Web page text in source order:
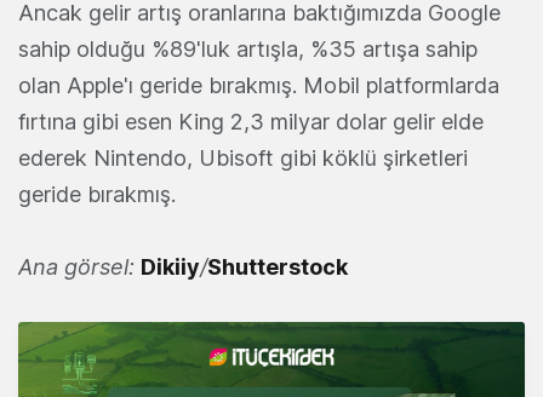
Ancak gelir artış oranlarına baktığımızda Google
sahip olduğu %89'luk artışla, %35 artışa sahip
olan Apple'ı geride bırakmış. Mobil platformlarda
fırtına gibi esen King 2,3 milyar dolar gelir elde
ederek Nintendo, Ubisoft gibi köklü şirketleri
geride bırakmış.
Ana görsel: Dikiiy/Shutterstock